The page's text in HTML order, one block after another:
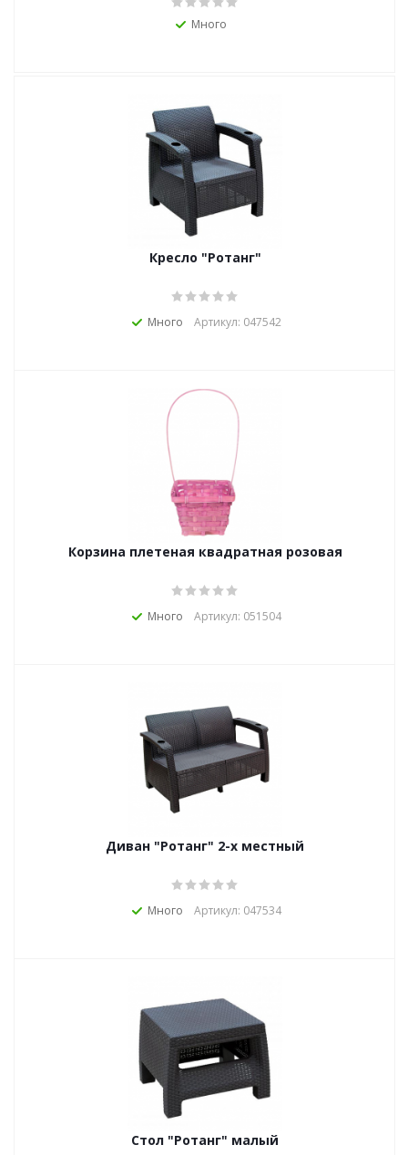
Много
Кресло "Ротанг"
Много Артикул: 047542
Корзина плетеная квадратная розовая
Много Артикул: 051504
Диван "Ротанг" 2-х местный
Много Артикул: 047534
Стол "Ротанг" малый